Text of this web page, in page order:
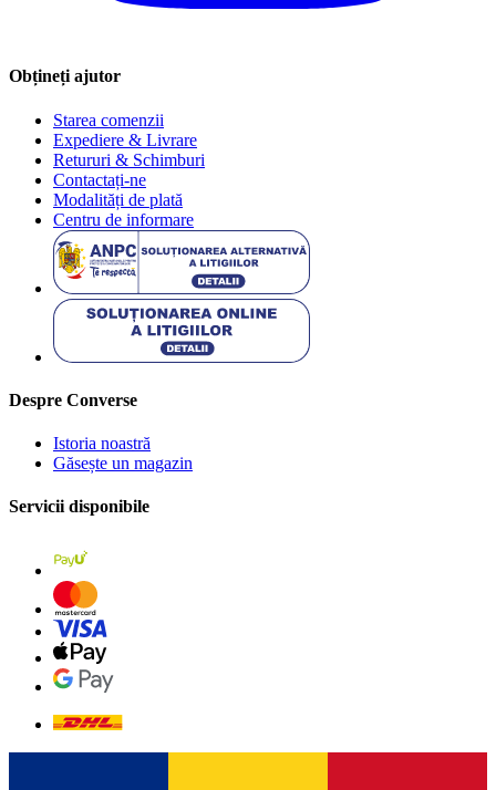
Obțineți ajutor
Starea comenzii
Expediere & Livrare
Retururi & Schimburi
Contactați-ne
Modalități de plată
Centru de informare
Despre Converse
Istoria noastră
Găsește un magazin
Servicii disponibile